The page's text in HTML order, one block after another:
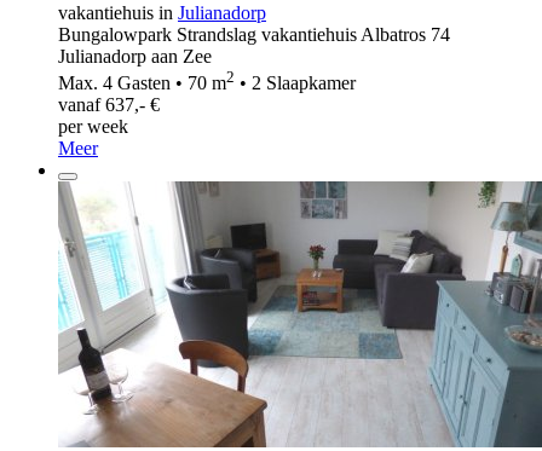
vakantiehuis in Julianadorp
Bungalowpark Strandslag vakantiehuis Albatros 74
Julianadorp aan Zee
Max. 4 Gasten • 70 m2 • 2 Slaapkamer
vanaf 637,- €
per week
Meer